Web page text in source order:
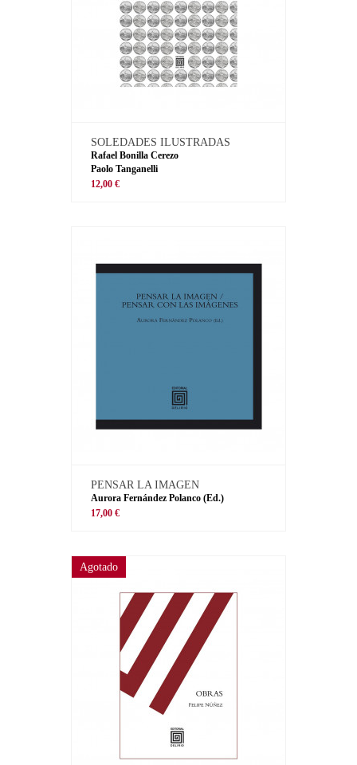
SOLEDADES ILUSTRADAS
Rafael Bonilla Cerezo
Paolo Tanganelli
12,00 €
PENSAR LA IMAGEN
Aurora Fernández Polanco (Ed.)
17,00 €
Agotado